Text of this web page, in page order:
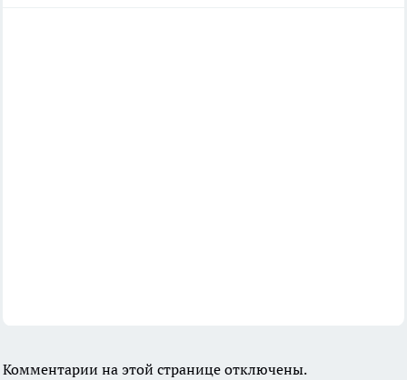
Комментарии на этой странице отключены.